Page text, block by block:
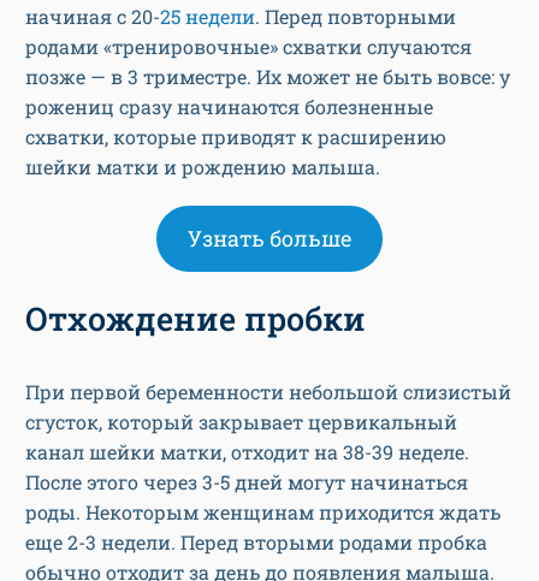
позже — в 3 триместре. Их может не быть вовсе: у
рожениц сразу начинаются болезненные
схватки, которые приводят к расширению
шейки матки и рождению малыша.
Узнать больше
Отхождение пробки
При первой беременности небольшой слизистый
канал шейки матки, отходит на 38-39 неделе.
После этого через 3-5 дней могут начинаться
роды. Некоторым женщинам приходится ждать
еще 2-3 недели. Перед вторыми родами пробка
обычно отходит за день до появления малыша.